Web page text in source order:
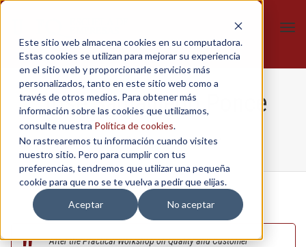
Este sitio web almacena cookies en su computadora.
Estas cookies se utilizan para mejorar su experiencia
en el sitio web y proporcionarle servicios más
personalizados, tanto en este sitio web como a
través de otros medios. Para obtener más
información sobre las cookies que utilizamos,
consulte nuestra Política de cookies.
No rastrearemos tu información cuando visites
nuestro sitio. Pero para cumplir con tus
preferencias, tendremos que utilizar una pequeña
cookie para que no se te vuelva a pedir que elijas.
Aceptar
No aceptar
José Samaniego Ponce
Home / Home Page / José Samaniego Ponce
After the Practical Workshop on Quality and Customer